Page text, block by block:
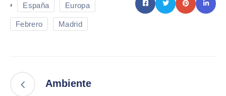
› España Europa
Febrero Madrid
Ambiente